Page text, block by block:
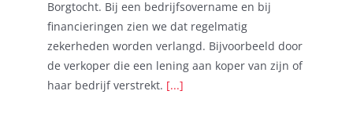
Borgtocht. Bij een bedrijfsovername en bij
financieringen zien we dat regelmatig
zekerheden worden verlangd. Bijvoorbeeld door
de verkoper die een lening aan koper van zijn of
haar bedrijf verstrekt. [...]